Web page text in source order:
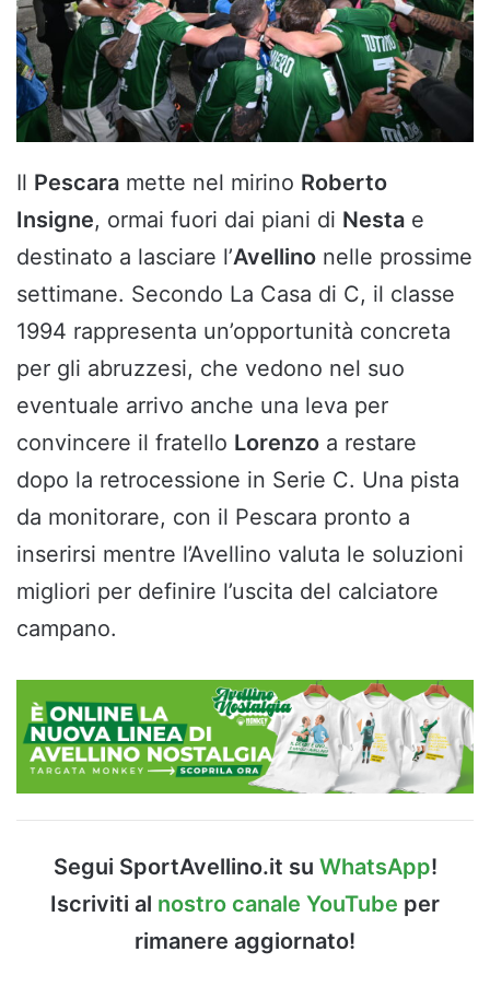
Il Pescara mette nel mirino Roberto
Insigne, ormai fuori dai piani di Nesta e
destinato a lasciare l’Avellino nelle prossime
settimane. Secondo La Casa di C, il classe
1994 rappresenta un’opportunità concreta
per gli abruzzesi, che vedono nel suo
eventuale arrivo anche una leva per
convincere il fratello Lorenzo a restare
dopo la retrocessione in Serie C. Una pista
da monitorare, con il Pescara pronto a
inserirsi mentre l’Avellino valuta le soluzioni
migliori per definire l’uscita del calciatore
campano.
Segui SportAvellino.it su WhatsApp!
Iscriviti al nostro canale YouTube per
rimanere aggiornato!